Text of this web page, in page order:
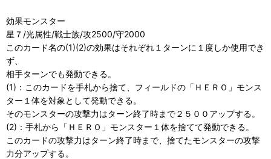
効果モンスター
星７/光属性/戦士族/攻2500/守2000
このカード名の(1)(2)の効果はそれぞれ１ターンに１度しか使用でき
ず、
相手ターンでも発動できる。
(1)：このカードを手札から捨て、フィールドの「ＨＥＲＯ」モンス
ター１体を対象として発動できる。
そのモンスターの攻撃力はターン終了時まで２５００アップする。
(2)：手札から「ＨＥＲＯ」モンスター１体を捨てて発動できる。
このカードの攻撃力はターン終了時まで、捨てたモンスターの攻撃
力分アップする。